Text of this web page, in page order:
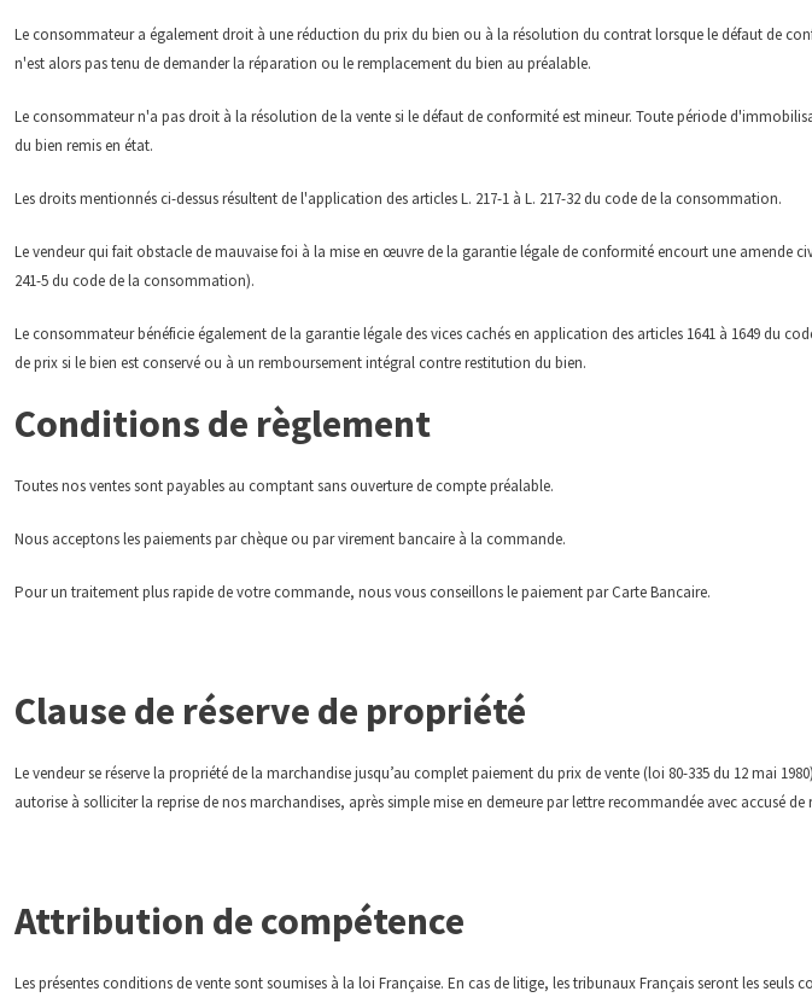
Le consommateur a également droit à une réduction du prix du bien ou à la résolution du contrat lorsque le défaut de
n'est alors pas tenu de demander la réparation ou le remplacement du bien au préalable.
Le consommateur n'a pas droit à la résolution de la vente si le défaut de conformité est mineur. Toute période
du bien remis en état.
Les droits mentionnés ci-dessus résultent de l'application des articles L. 217-1 à L. 217-32 du code de la consommation.
Le vendeur qui fait obstacle de mauvaise foi à la mise en œuvre de la garantie légale de conformité encourt une amende
241-5 du code de la consommation).
Le consommateur bénéficie également de la garantie légale des vices cachés en application des articles 1641 à 1649 du
de prix si le bien est conservé ou à un remboursement intégral contre restitution du bien.
Conditions de règlement
Toutes nos ventes sont payables au comptant sans ouverture de compte préalable.
Nous acceptons les paiements par chèque ou par virement bancaire à la commande.
Pour un traitement plus rapide de votre commande, nous vous conseillons le paiement par Carte Bancaire.
Clause de réserve de propriété
Le vendeur se réserve la propriété de la marchandise jusqu’au complet paiement du prix de vente (loi 80-335 du 12 mai
autorise à solliciter la reprise de nos marchandises, après simple mise en demeure par lettre recommandée avec accusé
Attribution de compétence
Les présentes conditions de vente sont soumises à la loi Française. En cas de litige, les tribunaux Français seront les seuls